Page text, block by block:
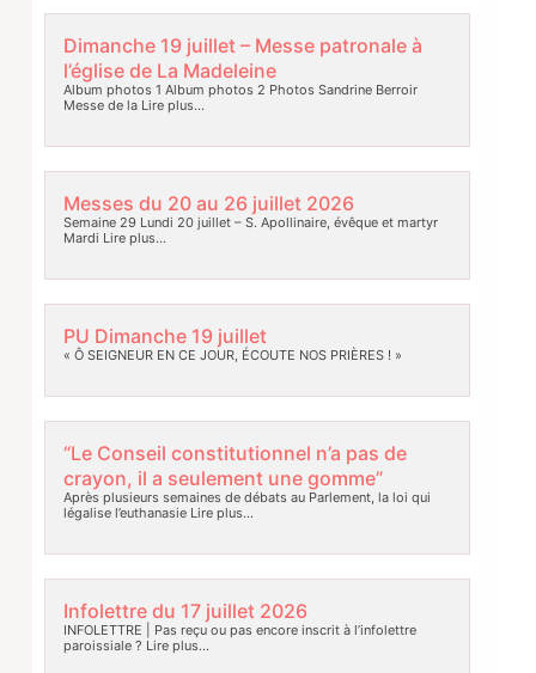
Dimanche 19 juillet – Messe patronale à
l’église de La Madeleine
Album photos 1 Album photos 2 Photos Sandrine Berroir
Messe de laLire plus…
Messes du 20 au 26 juillet 2026
Semaine 29 Lundi 20 juillet – S. Apollinaire, évêque et martyr
Mardi Lire plus…
PU Dimanche 19 juillet
« Ô SEIGNEUR EN CE JOUR, ÉCOUTE NOS PRIÈRES ! »
“Le Conseil constitutionnel n’a pas de
crayon, il a seulement une gomme”
Après plusieurs semaines de débats au Parlement, la loi qui
légalise l’euthanasieLire plus…
Infolettre du 17 juillet 2026
INFOLETTRE | Pas reçu ou pas encore inscrit à l’infolettre
paroissiale ? Lire plus…